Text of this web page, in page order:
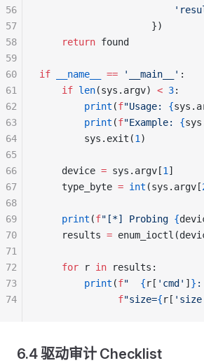
                    })
    return
found
if __name__ == '__main__' :
    if
len(sys.argv) < 3:
        print
(f"Usage: {
        print
(f"Example: {
        sys.exit(
1 )
    device
= sys.argv[1 ]
    type_byte
= int (sys.argv[
    print
(f"[*] Probing {
    results
=
    for
r in results:
        print
(f" {r[ 'cmd' ] } :
              f
"size={r[
56
57
58
59
60
61
62
63
64
65
66
67
68
69
70
71
72
73
74
6.4 驱动审计 Checklist